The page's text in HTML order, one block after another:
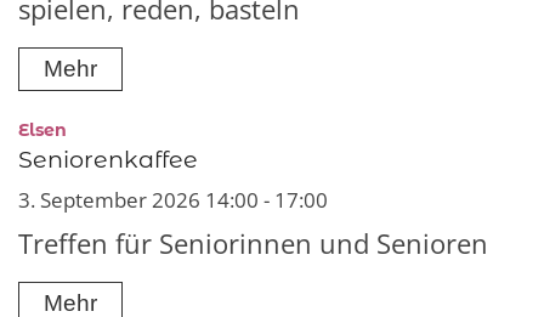
spielen, reden, basteln
Mehr
Elsen
Seniorenkaffee
3. September 2026 14:00 - 17:00
Treffen für Seniorinnen und Senioren
Mehr